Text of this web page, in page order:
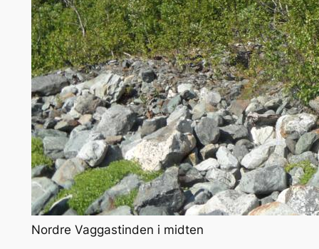
Nordre Vaggastinden i midten